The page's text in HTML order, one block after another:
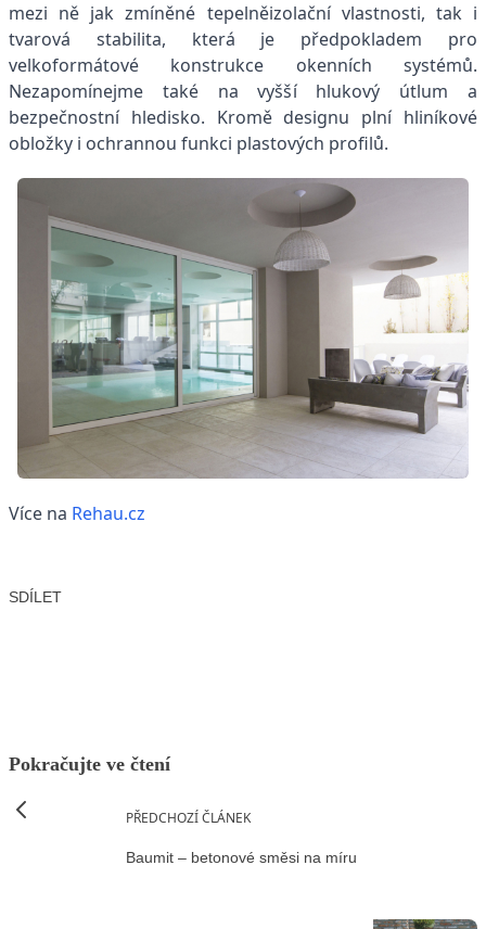
mezi ně jak zmíněné tepelněizolační vlastnosti, tak i
tvarová stabilita, která je předpokladem pro
velkoformátové konstrukce okenních systémů.
Nezapomínejme také na vyšší hlukový útlum a
bezpečnostní hledisko. Kromě designu plní hliníkové
obložky i ochrannou funkci plastových profilů.
Více na Rehau.cz
SDÍLET
Pokračujte ve čtení
PŘEDCHOZÍ ČLÁNEK
Baumit – betonové směsi na míru